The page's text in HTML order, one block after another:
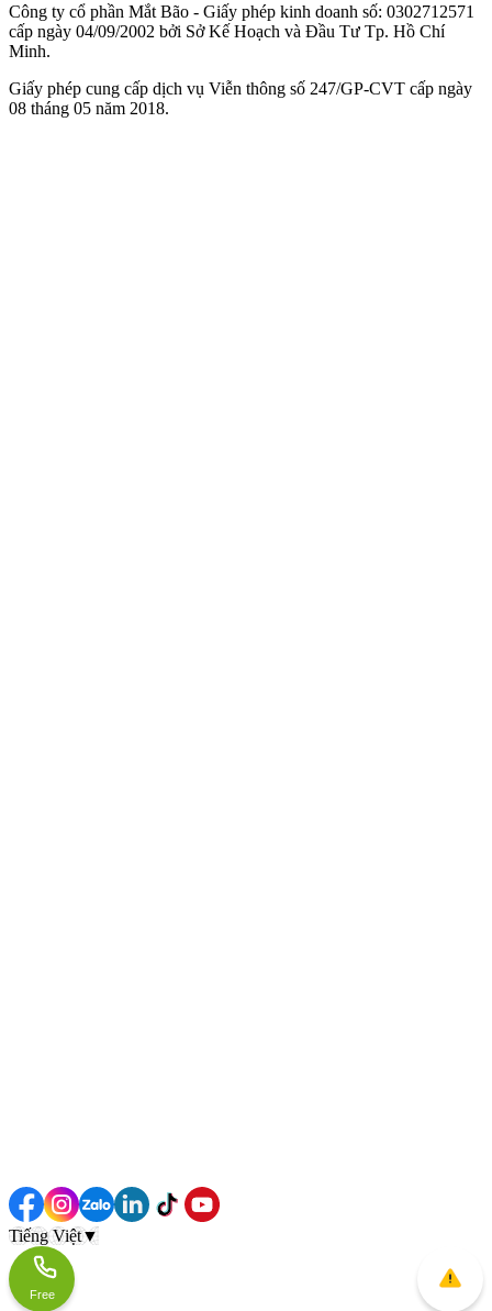
Công ty cổ phần Mắt Bão - Giấy phép kinh doanh số: 0302712571
cấp ngày 04/09/2002 bởi Sở Kế Hoạch và Đầu Tư Tp. Hồ Chí
Minh.
Giấy phép cung cấp dịch vụ Viễn thông số 247/GP-CVT cấp ngày
08 tháng 05 năm 2018.
Tiếng Việt▼
Free